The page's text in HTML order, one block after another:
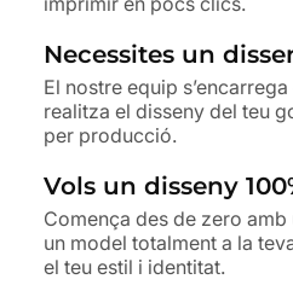
Necessites un
El nostre equip
realitza el disseny del teu
per producció.
Vols un disseny
Comença des de zero
un model totalment a la
el teu estil i identitat.